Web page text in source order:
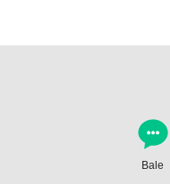
Bale